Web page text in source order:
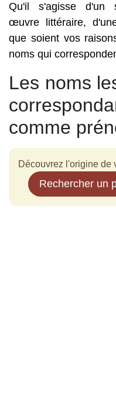
Qu'il s'agisse d'un
œuvre littéraire,
que soient vos
noms qui
Les noms
comme
Découvrez l'origine de
Rechercher un